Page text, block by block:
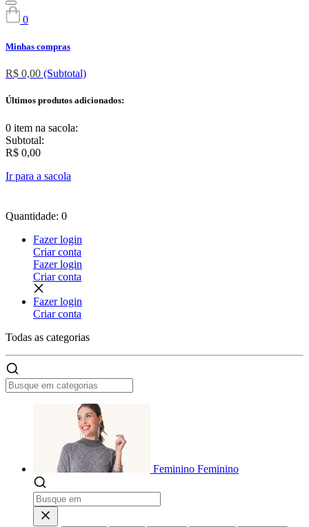
0
Minhas compras
R$ 0,00 (Subtotal)
Últimos produtos adicionados:
0 item na sacola:
Subtotal:
R$ 0,00
Ir para a sacola
Quantidade: 0
Fazer login
Criar conta
Fazer login
Criar conta
Fazer login
Criar conta
Todas as categorias
Feminino Feminino